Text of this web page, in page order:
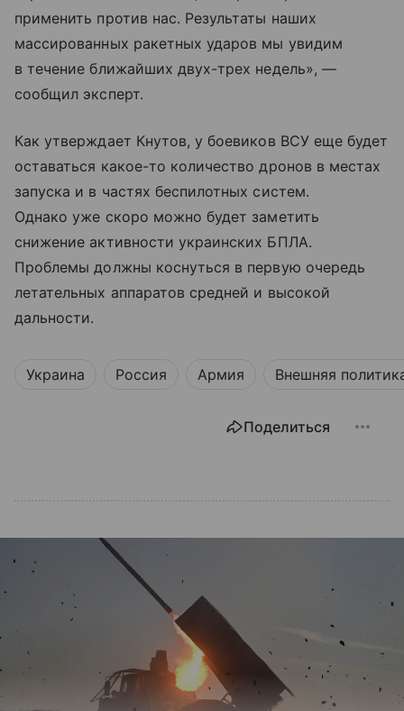
применить против нас. Результаты наших
массированных ракетных ударов мы увидим
в течение ближайших двух-трех недель», —
сообщил эксперт.
Как утверждает Кнутов, у боевиков ВСУ еще будет
оставаться какое-то количество дронов в местах
запуска и в частях беспилотных систем.
Однако уже скоро можно будет заметить
снижение активности украинских БПЛА.
Проблемы должны коснуться в первую очередь
летательных аппаратов средней и высокой
дальности.
Украина Россия Армия Внешняя
Поделиться